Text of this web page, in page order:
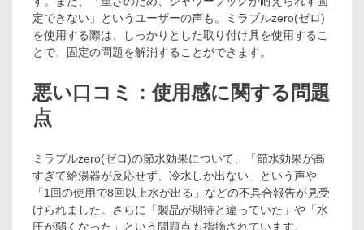
定できない」というユーザーの声も。ミラブルzero(ゼロ)
を使用する際は、しっかりとした取り付け具を使用するこ
とで、固定の問題を解消することができます。
悪い口コミ：使用感に関する問題
点
ミラブルzero(ゼロ)の節水効果について、「節水効果が高
すぎて給湯器が反応せず、冷水しか出ない」という声や
「1回の使用で8回以上水が出る」などの不具合報告が見受
けられました。さらに「製品が期待と違っていた」や「水
圧が弱くなった」という問題点も指摘されています。